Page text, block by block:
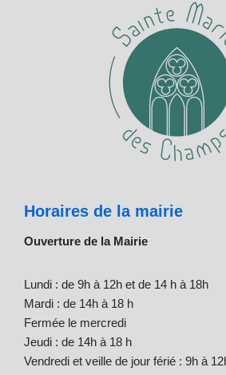
Horaires de la mairie
Ouverture de la Mairie
Lundi : de 9h à 12h et de 14 h à 18h
Mardi : de 14h à 18 h
Fermée le mercredi
Jeudi : de 14h à 18 h
Vendredi et veille de jour férié : 9h à